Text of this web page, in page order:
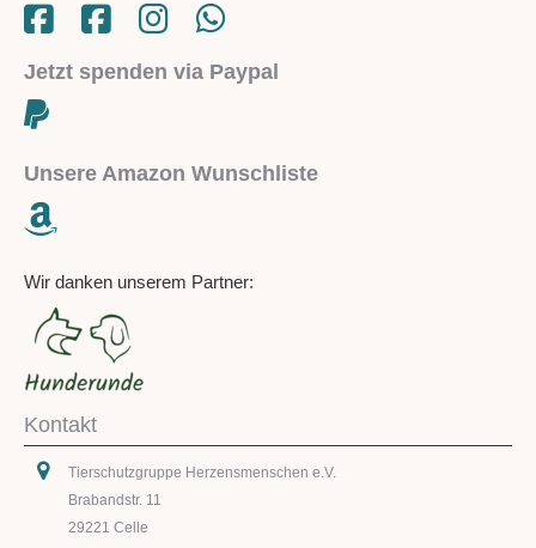
Jetzt spenden via Paypal
Unsere Amazon Wunschliste
Wir danken unserem Partner:
Kontakt
Tierschutzgruppe Herzensmenschen e.V.
Brabandstr. 11
29221 Celle